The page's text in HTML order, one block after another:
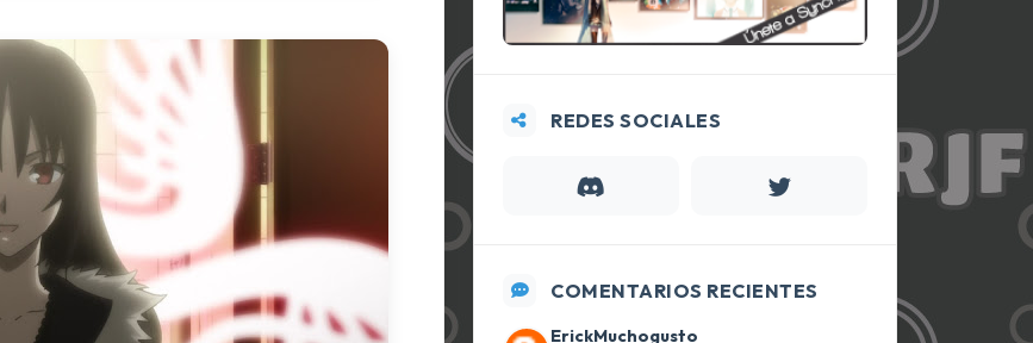
REDES SOCIALES
COMENTARIOS RECIENTES
ErickMuchogusto